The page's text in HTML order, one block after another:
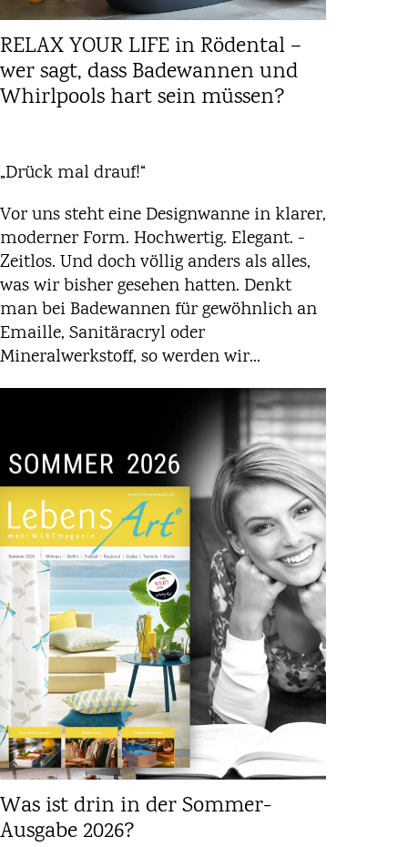
RELAX YOUR LIFE in Rödental –
wer sagt, dass Badewannen und
Whirlpools hart sein müssen?
„Drück mal drauf!“
Vor uns steht eine Designwanne in klarer,
moderner Form. Hochwertig. Elegant. ­
Zeitlos. Und doch völlig anders als alles,
was wir bisher gesehen hatten. Denkt
man bei Badewannen für gewöhnlich an
­Emaille, ­Sanitäracryl oder
Mineralwerkstoff, so werden wir...
Was ist drin in der Sommer-
Ausgabe 2026?